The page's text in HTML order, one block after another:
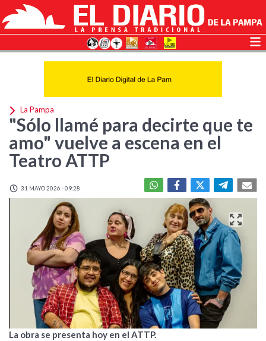
La Pampa
"Sólo llamé para decirte que te
amo" vuelve a escena en el
Teatro ATTP
31 MAYO 2026 - 09:28
La obra se presenta hoy en el ATTP.